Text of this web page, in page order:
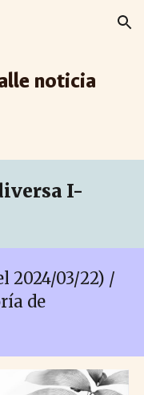
Skip to navigation
noticia
I-
2024/03/22) /
de